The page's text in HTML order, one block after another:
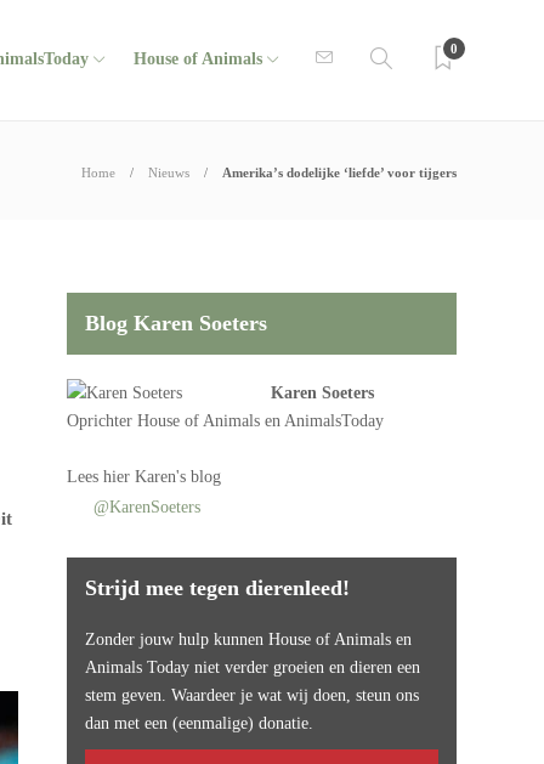
House of Animals
0
Home Nieuws Amerika’s dodelijke ‘liefde’ voor tijgers
Blog Karen Soeters
Karen Soeters
OprichterHouse of Animals en AnimalsToday
Leeshier Karen's blog
@KarenSoeters
Strijd mee tegen dierenleed!
Zonder jouw hulp kunnen House of Animals en
Animals Today niet verder groeien en dieren een
stem geven. Waardeer je wat wij doen, steun ons
dan met een (eenmalige) donatie.